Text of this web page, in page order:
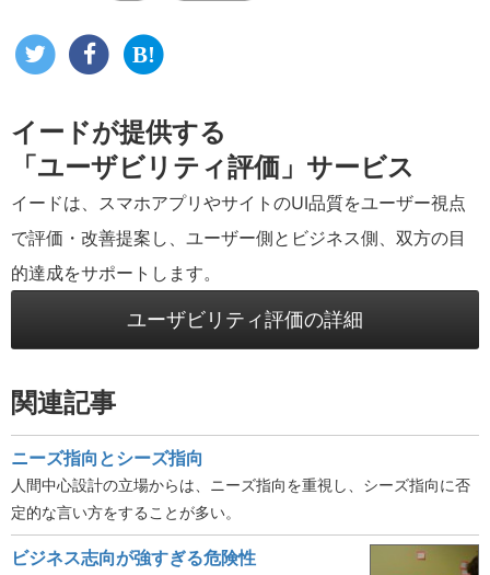
イードが提供する
「ユーザビリティ評価」サービス
イードは、スマホアプリやサイトのUI品質をユーザー視点
で評価・改善提案し、ユーザー側とビジネス側、双方の目
的達成をサポートします。
ユーザビリティ評価の詳細
関連記事
ニーズ指向とシーズ指向
人間中心設計の立場からは、ニーズ指向を重視し、シーズ指向に否
定的な言い方をすることが多い。
ビジネス志向が強すぎる危険性